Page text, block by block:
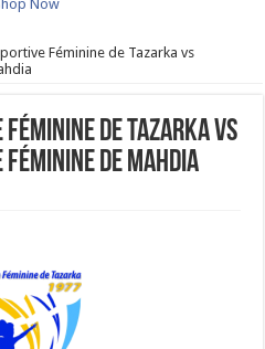
Féminine de Tazarka vs
de Tazarka vs
de Mahdia